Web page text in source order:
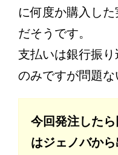
に何度か購入し
だそうです。
支払いは銀行振
のみですが問題な
今回発注した
はジェノバか